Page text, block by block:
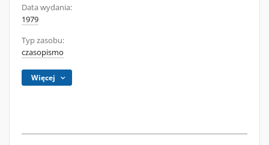
Data wydania:
1979
Typ zasobu:
czasopismo
Więcej